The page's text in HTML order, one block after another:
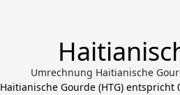
Umrechnung Haitianische
Haitianische Gourde (HTG) entspricht